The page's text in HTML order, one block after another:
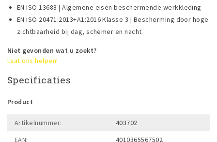
EN ISO 13688 | Algemene eisen beschermende werkkleding
EN ISO 20471:2013+A1:2016 Klasse 3 | Bescherming door hoge
zichtbaarheid bij dag, schemer en nacht
Niet gevonden wat u zoekt?
Laat ons helpen!
Specificaties
Product
Artikelnummer:
403702
EAN:
4010365567502